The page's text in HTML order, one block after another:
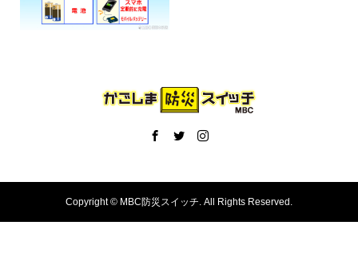
Copyright © MBC防災スイッチ. All Rights Reserved.